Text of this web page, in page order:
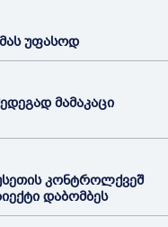
უფასოდ
მამაკაცი
კონტროლქვეშ
დაბომბეს